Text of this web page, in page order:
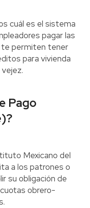
cuál es el sistema
pagar las
permiten tener
para vivienda
Pago
Mexicano del
a los patrones o
su obligación de
obrero-